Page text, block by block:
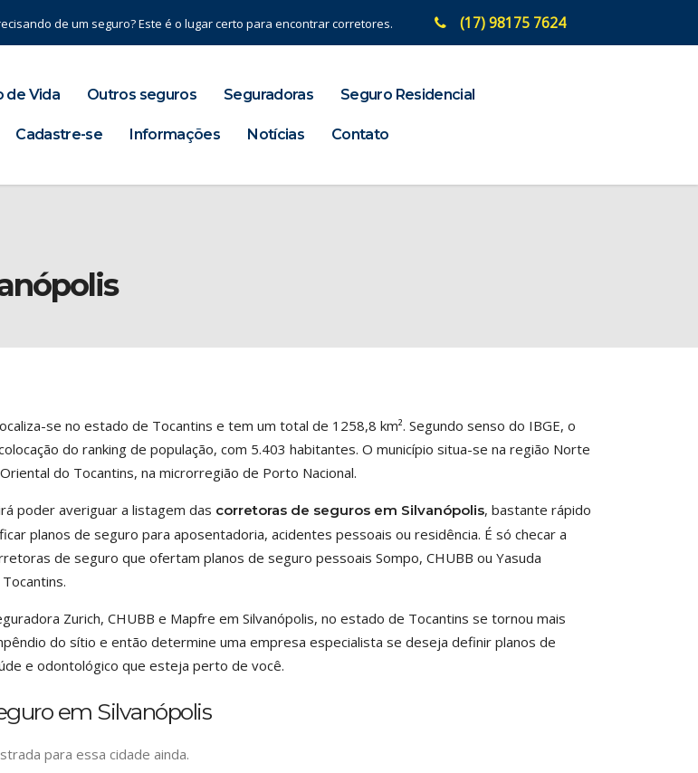
de um seguro? Este é o lugar certo para encontrar corretores. (17) 98175 7624
de Vida Outros seguros Seguradoras Seguro Residencial
Cadastre-se Informações Notícias Contato
se no estado de Tocantins e tem um total de 1258,8 km². Segundo senso do IBGE, o
do ranking de população, com 5.403 habitantes. O município situa-se na região Norte
do Tocantins, na microrregião de Porto Nacional.
poder averiguar a listagem das corretoras de seguros em Silvanópolis, bastante rápido
planos de seguro para aposentadoria, acidentes pessoais ou residência. É só checar a
de seguro que ofertam planos de seguro pessoais Sompo, CHUBB ou Yasuda
Zurich, CHUBB e Mapfre em Silvanópolis, no estado de Tocantins se tornou mais
do sítio e então determine uma empresa especialista se deseja definir planos de
e odontológico que esteja perto de você.
em Silvanópolis
para essa cidade ainda.